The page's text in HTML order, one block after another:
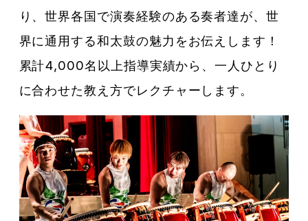
り、世界各国で演奏経験のある奏者達が、世
界に通用する和太鼓の魅力をお伝えします！
累計4,000名以上指導実績から、一人ひとり
に合わせた教え方でレクチャーします。